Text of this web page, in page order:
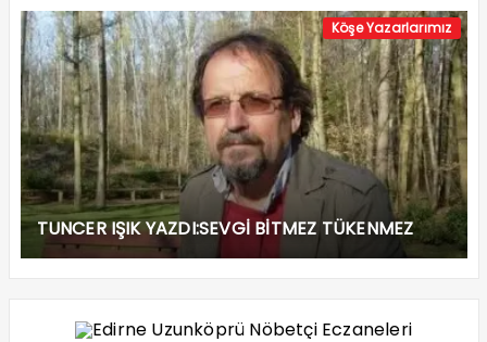
Köşe Yazarlarımız
TUNCER IŞIK YAZDI:SEVGİ BİTMEZ TÜKENMEZ